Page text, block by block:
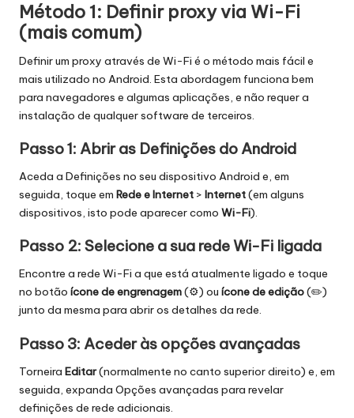
Método 1: Definir proxy via Wi-Fi
(mais comum)
Definir um proxy através de Wi-Fi é o método mais fácil e
mais utilizado no Android. Esta abordagem funciona bem
para navegadores e algumas aplicações, e não requer a
instalação de qualquer software de terceiros.
Passo 1: Abrir as Definições do Android
Aceda a Definições no seu dispositivo Android e, em
seguida, toque em Rede e Internet > Internet(em alguns
dispositivos, isto pode aparecer como Wi-Fi).
Passo 2: Selecione a sua rede Wi-Fi ligada
Encontre a rede Wi-Fi a que está atualmente ligado e toque
no botão ícone de engrenagem(⚙️) ou ícone de edição(✏️)
junto da mesma para abrir os detalhes da rede.
Passo 3: Aceder às opções avançadas
Torneira Editar(normalmente no canto superior direito) e, em
seguida, expanda Opções avançadas para revelar
definições de rede adicionais.